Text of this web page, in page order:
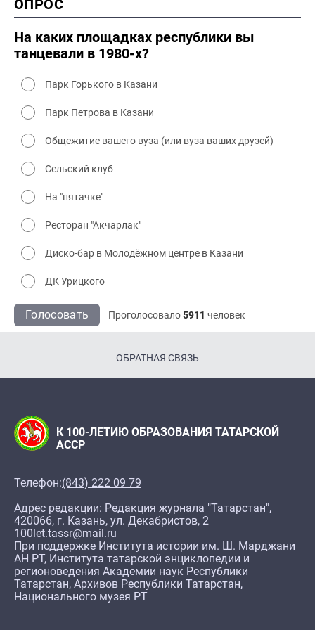
2000 промышленность
2000 культура
ОПРОС
На каких площадках республики вы
танцевали в 1980-х?
Парк Горького в Казани
Парк Петрова в Казани
Общежитие вашего вуза (или вуза ваших друзей)
Сельский клуб
На "пятачке"
Ресторан "Акчарлак"
Диско-бар в Молодёжном центре в Казани
ДК Урицкого
Голосовать Проголосовало5911 человек
ОБРАТНАЯ СВЯЗЬ
К 100-ЛЕТИЮ ОБРАЗОВАНИЯ ТАТАРСКОЙ
АССР
Телефон:(843) 222 09 79
Адрес редакции: Редакция журнала "Татарстан",
420066, г. Казань, ул. Декабристов, 2
100let.tassr@mail.ru
При поддержке Института истории им. Ш. Марджани
АН РТ, Института татарской энциклопедии и
регионоведения Академии наук Республики
Татарстан, Архивов Республики Татарстан,
Национального музея РТ